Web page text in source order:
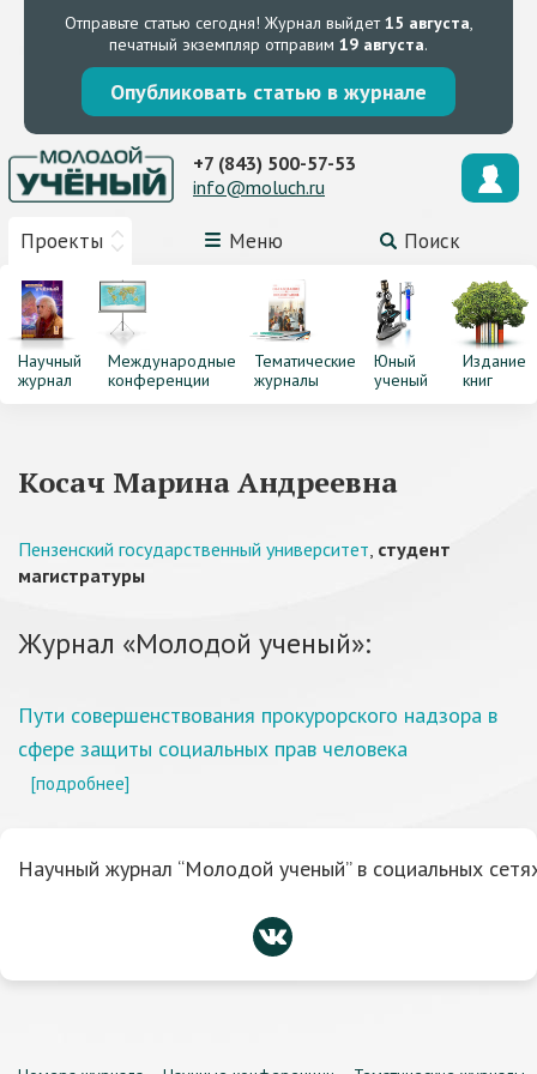
Отправьте статью сегодня! Журнал выйдет15 августа,
печатный экземпляр отправим 19 августа.
Опубликовать статью в журнале
Проекты Меню Поиск
+7 (843) 500-57-53
info@moluch.ru
Научный
журнал
Международные
конференции
Тематические
журналы
Юный
ученый
Издание
книг
Косач Марина Андреевна
Пензенский государственный университет, студент
магистратуры
Журнал «Молодой ученый»:
Пути совершенствования прокурорского надзора в
сфере защиты социальных прав человека
[подробнее]
Научный журнал “Молодой ученый” в социальных